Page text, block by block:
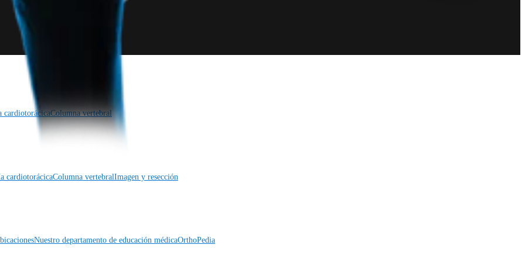
cardiotorácicaColumna vertebral
cardiotorácicaColumna vertebralImagen y resección
Nuestro departamento de educación médicaOrthoPedia